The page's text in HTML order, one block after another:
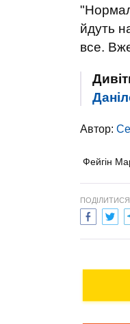
йдуть
все.
Автор:
Фейгін